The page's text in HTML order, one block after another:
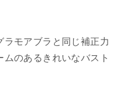
モアブラと同じ補正力
のあるきれいなバスト